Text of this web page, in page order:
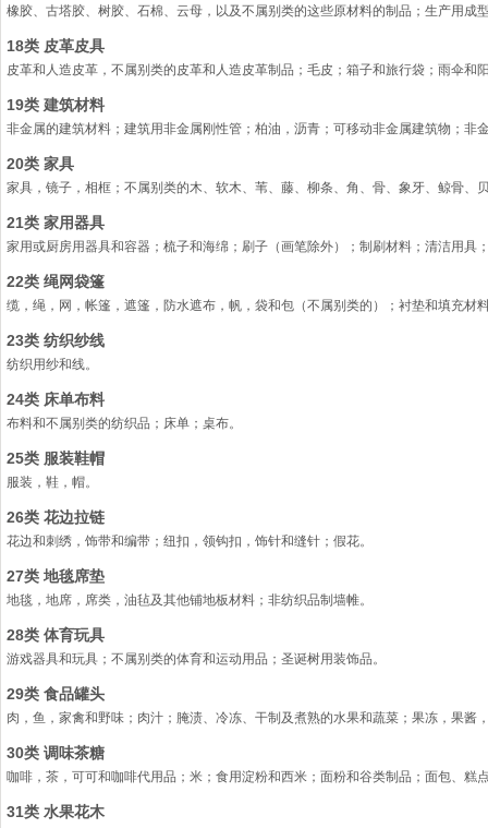
橡胶、古塔胶、树胶、石棉、云母，以及不属别类的这些原材料的制品；生产用成
18类 皮革皮具
皮革和人造皮革，不属别类的皮革和人造皮革制品；毛皮；箱子和旅行袋；雨伞和
19类 建筑材料
非金属的建筑材料；建筑用非金属刚性管；柏油，沥青；可移动非金属建筑物；非
20类 家具
家具，镜子，相框；不属别类的木、软木、苇、藤、柳条、角、骨、象牙、鲸骨
21类 家用器具
家用或厨房用器具和容器；梳子和海绵；刷子（画笔除外）；制刷材料；清洁用
22类 绳网袋篷
缆，绳，网，帐篷，遮篷，防水遮布，帆，袋和包（不属别类的）；衬垫和填充材
23类 纺织纱线
纺织用纱和线。
24类 床单布料
布料和不属别类的纺织品；床单；桌布。
25类 服装鞋帽
服装，鞋，帽。
26类 花边拉链
花边和刺绣，饰带和编带；纽扣，领钩扣，饰针和缝针；假花。
27类 地毯席垫
地毯，地席，席类，油毡及其他铺地板材料；非纺织品制墙帷。
28类 体育玩具
游戏器具和玩具；不属别类的体育和运动用品；圣诞树用装饰品。
29类 食品罐头
肉，鱼，家禽和野味；肉汁；腌渍、冷冻、干制及煮熟的水果和蔬菜；果冻，果酱
30类 调味茶糖
咖啡，茶，可可和咖啡代用品；米；食用淀粉和西米；面粉和谷类制品；面包、
31类 水果花木